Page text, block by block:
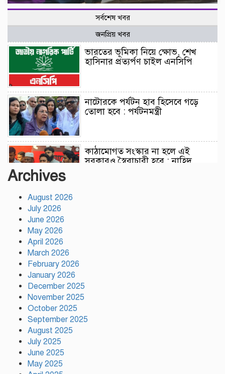
সর্বশেষ খবর
জনপ্রিয় খবর
ভারতের ভূমিকা নিয়ে ক্ষোভ, শেখ
হাসিনার প্রত্যর্পণ চাইল এনসিপি
নাটোরকে পর্যটন হাব হিসেবে গড়ে
তোলা হবে : পর্যটনমন্ত্রী
কাঠামোগত সংস্কার না হলে এই
সরকারও স্বৈরাচারী হবে : নাহিদ
জমিয়ত
Archives
August 2026
July 2026
June 2026
May 2026
April 2026
March 2026
February 2026
January 2026
December 2025
November 2025
October 2025
September 2025
August 2025
July 2025
June 2025
May 2025